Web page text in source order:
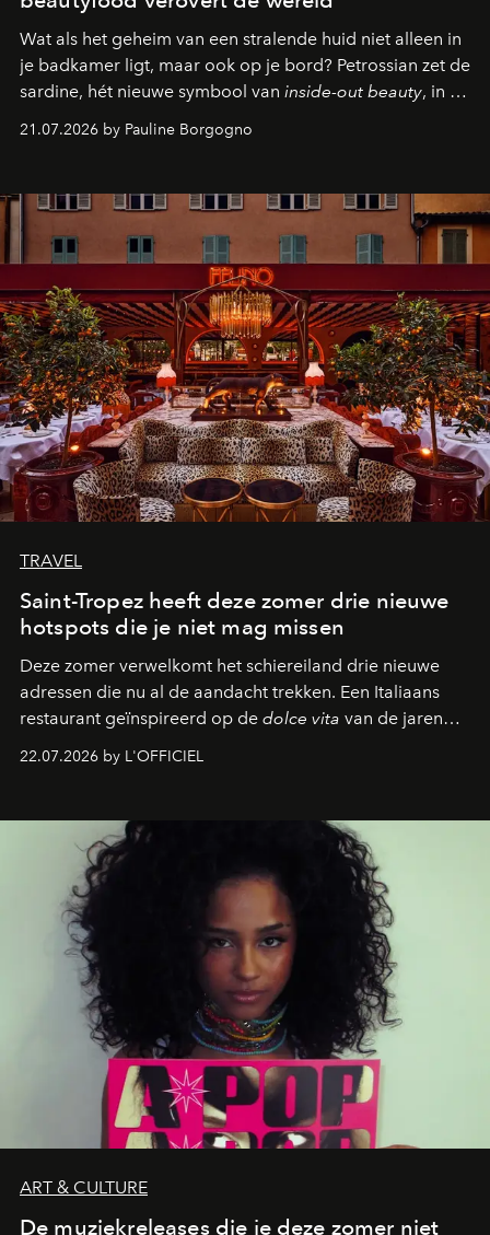
Wat als het geheim van een stralende huid niet alleen in
je badkamer ligt, maar ook op je bord? Petrossian zet de
sardine, hét nieuwe symbool van inside-out beauty, in de
kijker met twee gastronomische creaties.
21.07.2026 by Pauline Borgogno
TRAVEL
Saint-Tropez heeft deze zomer drie nieuwe
hotspots die je niet mag missen
Deze zomer verwelkomt het schiereiland drie nieuwe
adressen die nu al de aandacht trekken. Een Italiaans
restaurant geïnspireerd op de dolce vita van de jaren
zestig, een Japanse hotspot die na zonsondergang
verandert in een bruisende ontmoetingsplek en de
neerstrijkt in Saint-Tropez. Dit zijn de nieuwe adressen
die deze zomer de toon zetten, van lange lunches tot
zwoele nachten.
22.07.2026 by L'OFFICIEL
ART & CULTURE
De muziekreleases die je deze zomer niet